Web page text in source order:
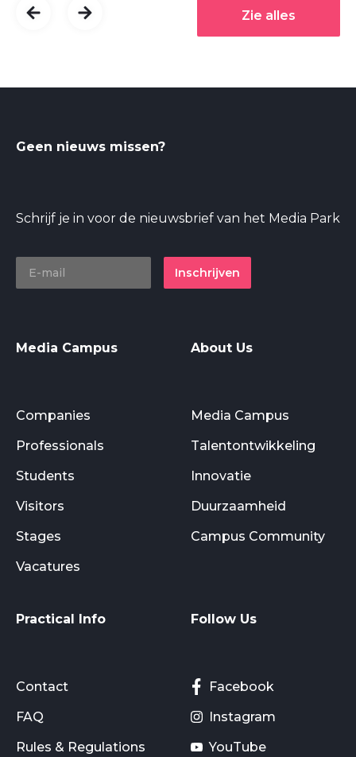
Zie alles
Geen nieuws missen?
Schrijf je in voor de nieuwsbrief van het Media Park
Inschrijven
Media Campus
Companies
Professionals
Students
Visitors
Stages
Vacatures
About Us
Media Campus
Talentontwikkeling
Innovatie
Duurzaamheid
Campus Community
Practical Info
Contact
FAQ
Rules & Regulations
Follow Us
Facebook
Instagram
YouTube